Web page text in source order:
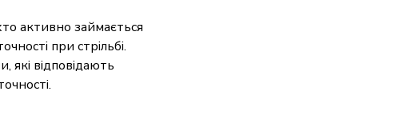
активно займається
при стрільбі.
які відповідають